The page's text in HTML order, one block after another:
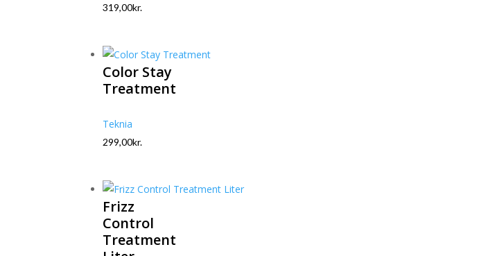
319,00kr.
Color Stay
Treatment
Teknia
299,00kr.
Frizz
Control
Treatment